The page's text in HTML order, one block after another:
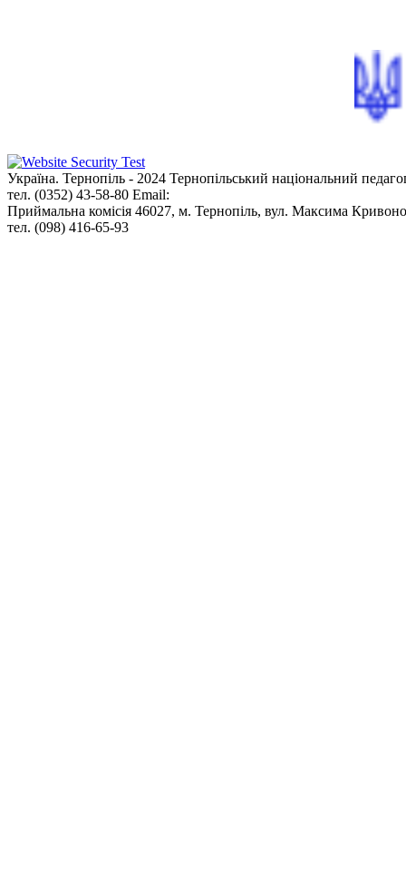
Україна. Тернопіль - 2024 Тернопільський національний
тел. (0352) 43-58-80 Email:
Приймальна комісія 46027, м. Тернопіль, вул. Максима
тел. (098) 416-65-93